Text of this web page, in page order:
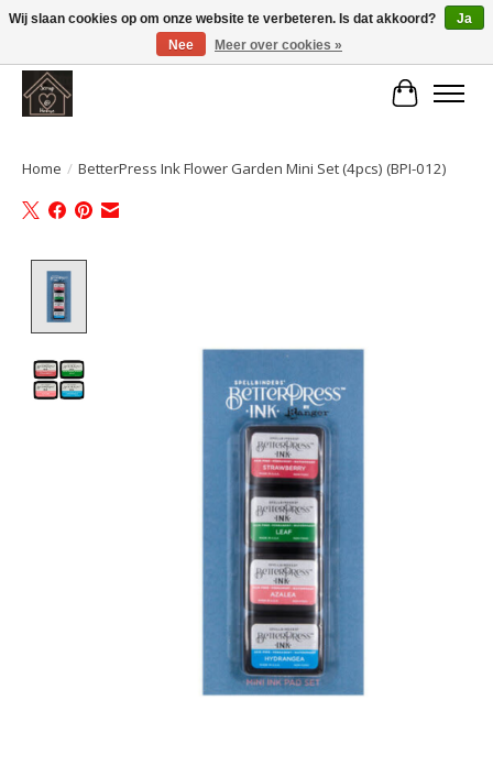
Large selection of products and fast shipping!
Home / BetterPress Ink Flower Garden Mini Set (4pcs) (BPI-012)
Wij slaan cookies op om onze website te verbeteren. Is dat akkoord?
Ja
Nee
Meer over cookies »